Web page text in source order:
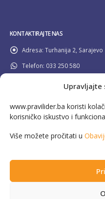
Upravljajte
www.pravilider.ba koristi
korisničko iskustvo i
Više možete pročitati u
KONTAKTIRAJTE NAS
Adresa: Turhanija 2, Sarajevo
Telefon: 033 250 580
the framework of the EU4Energy